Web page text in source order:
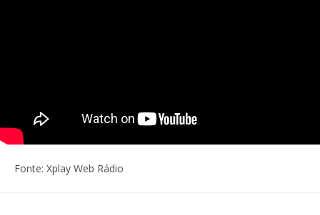
Fonte: Xplay Web Rádio